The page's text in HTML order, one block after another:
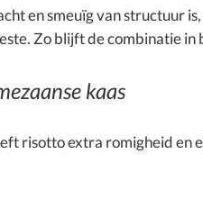
en smeuïg van structuur
Zo blijft de combinatie in
kaas
risotto extra romigheid en